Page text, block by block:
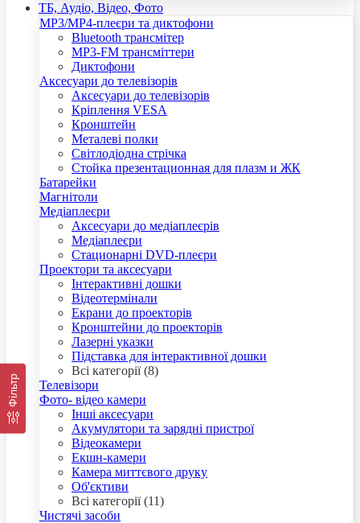
ТБ, Аудіо, Відео, Фото
MP3/MP4-плеєри та диктофони
Bluetooth трансмітер
MP3-FM трансміттери
Диктофони
Аксесуари до телевізорів
Аксесуари до телевізорів
Кріплення VESA
Кронштейн
Металеві полки
Світлодіодна стрічка
Стойка презентационная для плазм и ЖК
Батарейки
Магнітоли
Медіаплеєри
Аксесуари до медіаплеєрів
Медіаплеєри
Стационарні DVD-плеєри
Проектори та аксесуари
Інтерактивні дошки
Відеотермінали
Екрани до проекторів
Кронштейни до проекторів
Лазерні указки
Підставка для інтерактивної дошки
Всі категорії (8)
Телевізори
Фото- відео камери
Інші аксесуари
Акумулятори та зарядні пристрої
Відеокамери
Екшн-камери
Камера миттєвого друку
Об'єктиви
Всі категорії (11)
Чистячі засоби
Фільтр